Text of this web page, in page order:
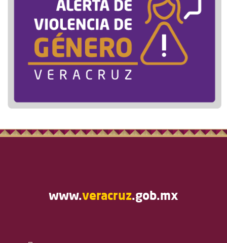
www.veracruz.gob.mx